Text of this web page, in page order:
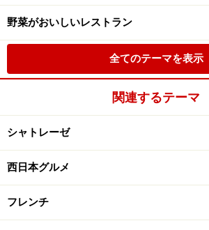
野菜がおいしいレストラン
全てのテーマを表示
関連するテーマ
シャトレーゼ
西日本グルメ
フレンチ